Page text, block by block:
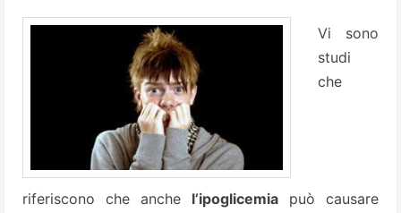
Vi sono
studi
che
riferiscono che anche l’ipoglicemia può causare